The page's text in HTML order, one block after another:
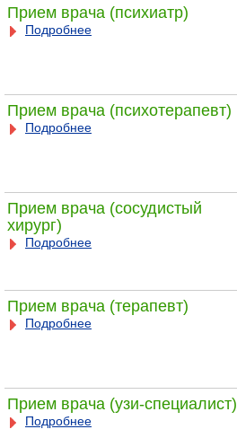
Прием врача (психиатр)
Подробнее
Прием врача (психотерапевт)
Подробнее
Прием врача (сосудистый
хирург)
Подробнее
Прием врача (терапевт)
Подробнее
Прием врача (узи-специалист)
Подробнее